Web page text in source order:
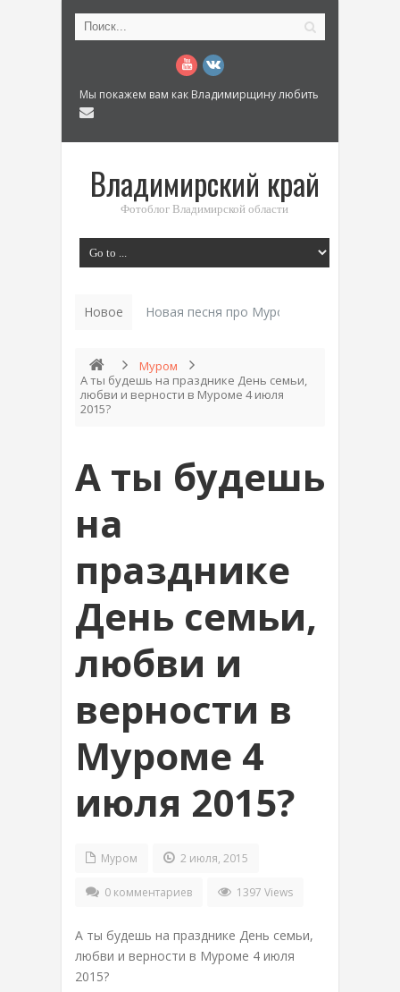
Мы покажем вам как Владимирщину любить
Владимирский край
Фотоблог Владимирской области
Новое Новая песня про Муром: «Былинный
Муром
А ты будешь на празднике День семьи,
любви и верности в Муроме 4 июля
2015?
А ты будешь
на
празднике
День семьи,
любви и
верности в
Муроме 4
июля 2015?
Муром 2 июля, 2015
0 комментариев 1397 Views
А ты будешь на празднике День семьи,
любви и верности в Муроме 4 июля
2015?